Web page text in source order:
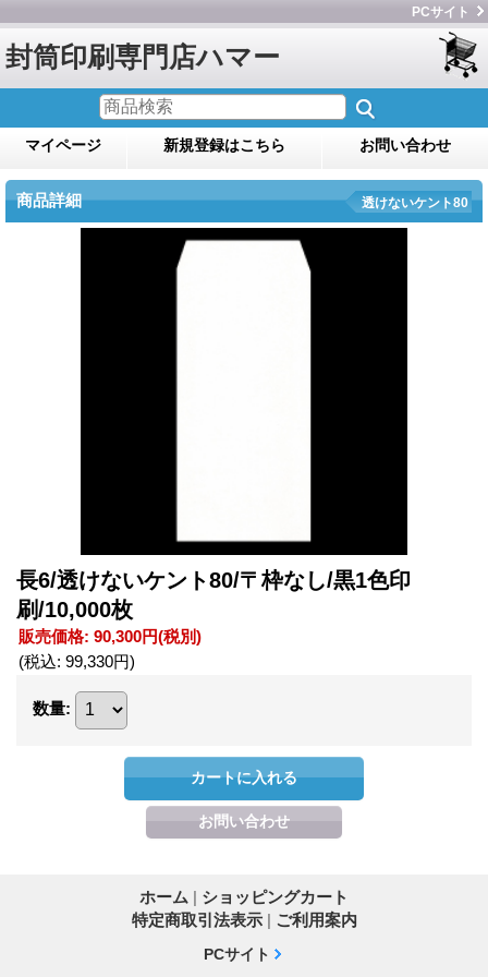
PCサイト
封筒印刷専門店ハマー
マイページ 新規登録はこちら お問い合わせ
商品詳細 透けないケント80
長6/透けないケント80/〒枠なし/黒1色印
刷/10,000枚
販売価格: 90,300円(税別)
(税込: 99,330円)
数量:
ホーム | ショッピングカート
特定商取引法表示 | ご利用案内
PCサイト